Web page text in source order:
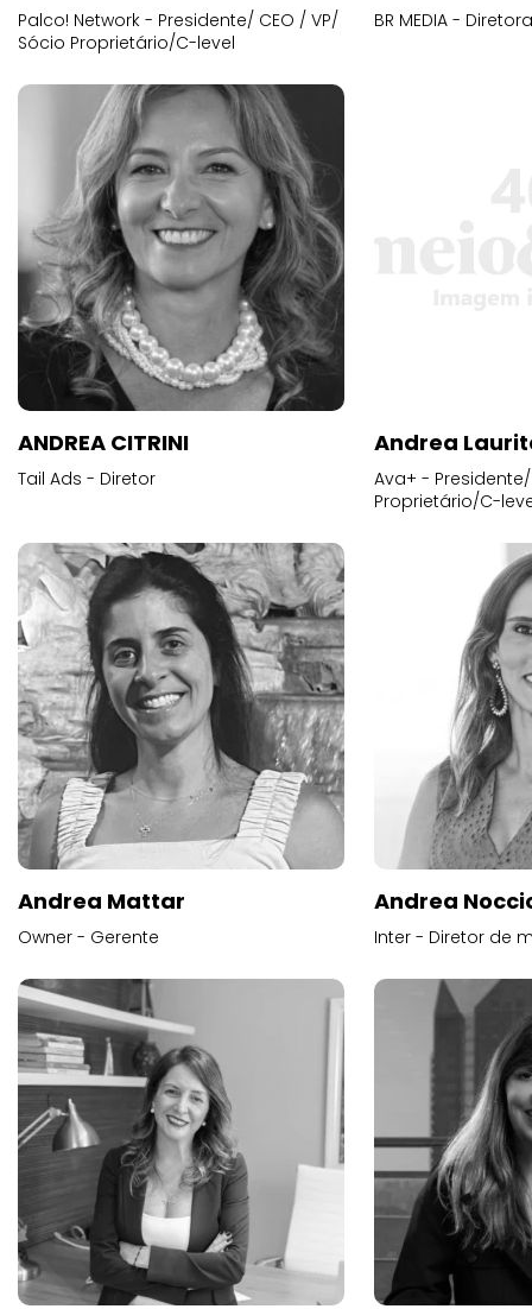
Palco! Network - Presidente/ CEO / VP/
Sócio Proprietário/C-level
BR MEDIA -
ANDREA CITRINI
Tail Ads - Diretor
Andrea
Ava+ -
Proprietário/C-
Andrea Mattar
Owner - Gerente
Andrea
Inter - Diretor de